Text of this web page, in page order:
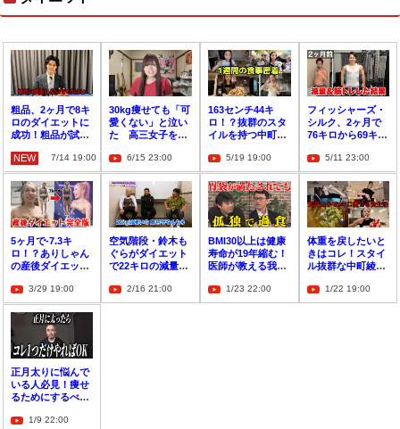
粗品、2ヶ月で8キ
ロのダイエットに
成功！粗品が試し
は…
NEW 7/14 19:00
30kg痩せても「可
愛くない」と泣い
た 高三女子を救
6/15 23:00
163センチ44キ
ロ！？抜群のスタ
イルを持つ中町綾
な食事を公開
5/19 19:00
フィッシャーズ・
シルク、2ヶ月で
76キロから69キロ
功！5/11 23:00
5ヶ月で-7.3キ
ロ！？ありしゃん
の産後ダイエット
3/29 19:00
空気階段・鈴木も
ぐらがダイエット
で22キロの減量に
法は…2/16 21:00
BMI30以上は健康
寿命が19年縮む！
医師が教える我慢
1/23 22:00
体重を戻したいと
きはコレ！スタイ
ル抜群な中町綾が
紹介1/22 19:00
正月太りに悩んで
いる人必見！痩せ
るためにするべき
つ
1/9 22:00